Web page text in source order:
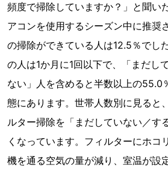
頻度で掃除していますか？」と聞い
アコンを使用するシーズン中に推奨
の掃除ができている人は12.5％でし
の人は1か月に1回以下で、「まだし
ない」人を含めると半数以上の55.0
態にあります。世帯人数別に見ると
ルター掃除を「まだしていない／す
くなっています。フィルターにホコ
機を通る空気の量が減り、室温が設